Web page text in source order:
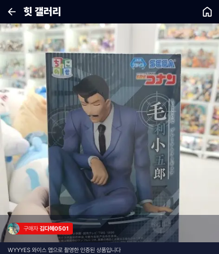
힛 갤러리
구매자 김다혜0501
WYYYES 와이스 앱으로 촬영한 인증된 상품입니다